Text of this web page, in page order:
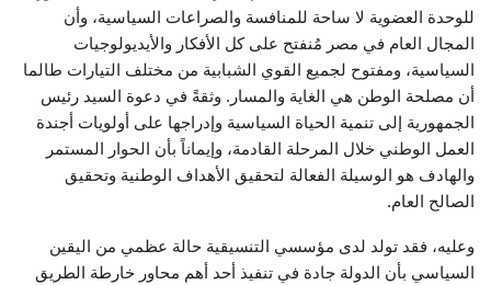
للوحدة العضوية لا ساحة للمنافسة والصراعات السياسية، وأن
المجال العام في مصر مُنفتح على كل الأفكار والأيديولوجيات
السياسية، ومفتوح لجميع القوي الشبابية من مختلف التيارات طالما
أن مصلحة الوطن هي الغاية والمسار. وثقةً في دعوة السيد رئيس
الجمهورية إلى تنمية الحياة السياسية وإدراجها على أولويات أجندة
العمل الوطني خلال المرحلة القادمة، وإيماناً بأن الحوار المستمر
والهادف هو الوسيلة الفعالة لتحقيق الأهداف الوطنية وتحقيق
الصالح العام.
وعليه، فقد تولد لدى مؤسسي التنسيقية حالة عظمي من اليقين
السياسي بأن الدولة جادة في تنفيذ أحد أهم محاور خارطة الطريق